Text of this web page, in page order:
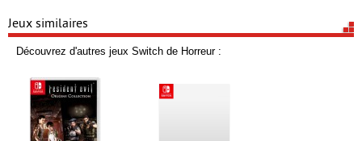
Jeux similaires
Découvrez d'autres jeux Switch de Horreur :